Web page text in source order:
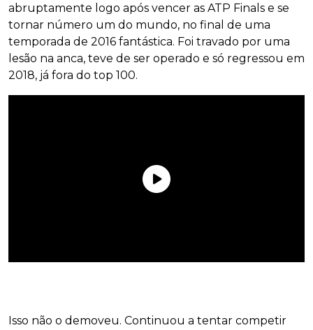
abruptamente logo após vencer as ATP Finals e se
tornar número um do mundo, no final de uma
temporada de 2016 fantástica. Foi travado por uma
lesão na anca, teve de ser operado e só regressou em
2018, já fora do top 100.
Isso não o demoveu. Continuou a tentar competir